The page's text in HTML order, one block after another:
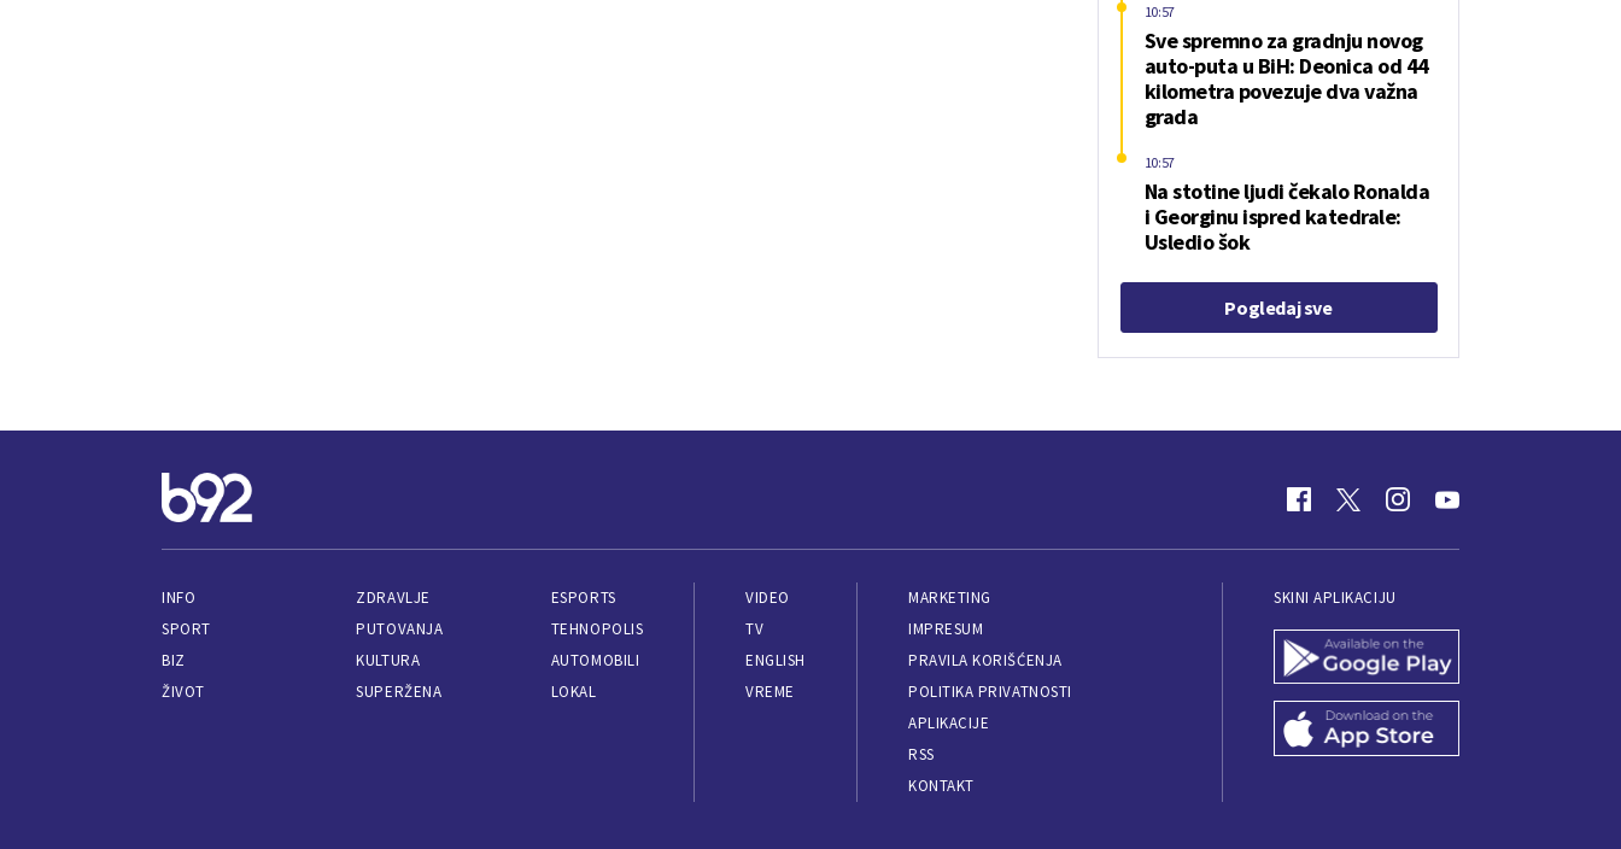
Sve spremno za gradnju novog
auto-puta u BiH: Deonica od 44
kilometra povezuje dva važna
grada
10:57
Na stotine ljudi čekalo Ronalda
i Georginu ispred katedrale:
Usledio šok
10:57
Pogledaj sve
INFO
SPORT
BIZ
ŽIVOT
ZDRAVLJE
PUTOVANJA
KULTURA
SUPERŽENA
ESPORTS
TEHNOPOLIS
AUTOMOBILI
LOKAL
VIDEO
TV
ENGLISH
VREME
MARKETING
IMPRESUM
PRAVILA KORIŠĆENJA
POLITIKA PRIVATNOSTI
APLIKACIJE
RSS
KONTAKT
SKINI APLIKACIJU